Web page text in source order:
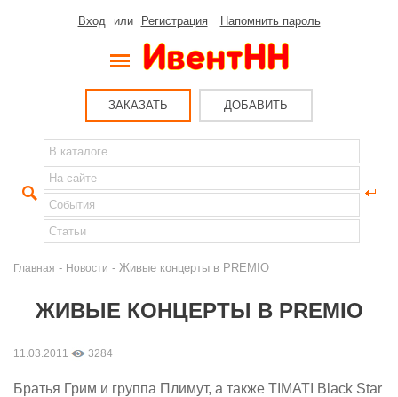
Вход или Регистрация Напомнить пароль
ЗАКАЗАТЬ ДОБАВИТЬ
Главная - Новости - Живые концерты в PREMIO
ЖИВЫЕ КОНЦЕРТЫ В PREMIO
11.03.2011 3284
Братья Грим и группа Плимут, а также TIMATI Black Star